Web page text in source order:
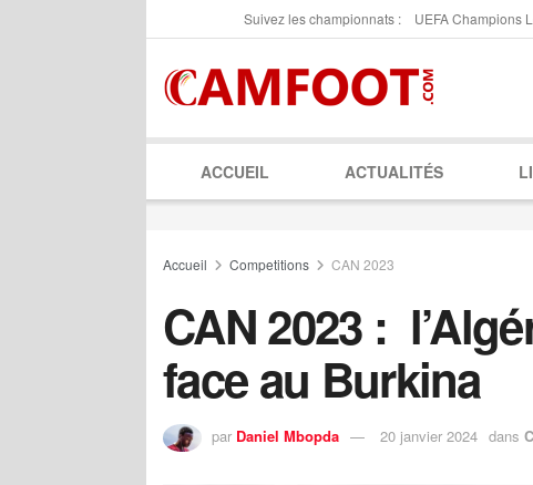
Suivez les championnats : UEFA Champions
ACCUEIL ACTUALITÉS
Accueil Competitions CAN 2023
CAN 2023 :
face au Burkina
par Daniel Mbopda 20 janvier 2024 dans